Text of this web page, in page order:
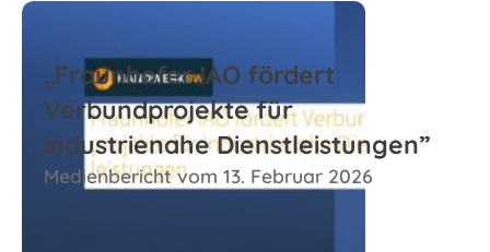
„Fraunhofer IAO fördert
Verbundprojekte für
industrienahe Dienstleistungen”
Medienbericht vom 13. Februar 2026